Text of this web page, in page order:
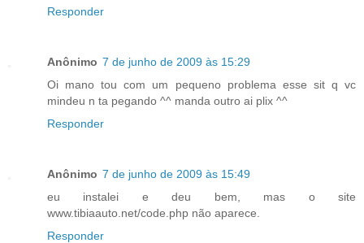
Responder
Anônimo 7 de junho de 2009 às 15:29
Oi mano tou com um pequeno problema esse sit q vc
mindeu n ta pegando ^^ manda outro ai plix ^^
Responder
Anônimo 7 de junho de 2009 às 15:49
eu instalei e deu bem, mas o site
www.tibiaauto.net/code.php não aparece.
Responder